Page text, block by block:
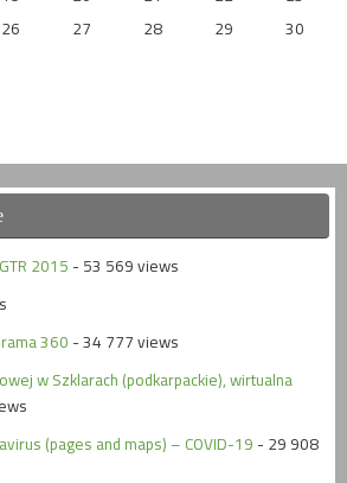
26 27 28 29
30
2015 - 53 569 views
360 - 34 777 views
w Szklarach (podkarpackie), wirtualna
(pages and maps) – COVID-19 - 29 908